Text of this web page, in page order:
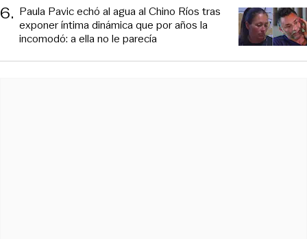
6. Paula Pavic echó al agua al Chino Ríos tras
exponer íntima dinámica que por años la
incomodó: a ella no le parecía